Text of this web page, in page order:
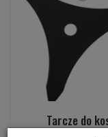
Tarcze do